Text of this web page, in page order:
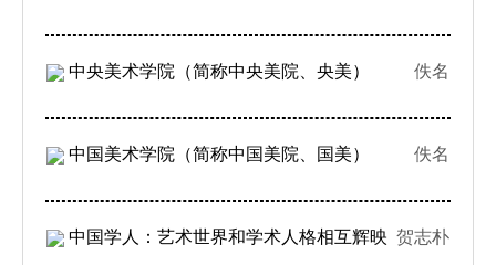
中央美术学院（简称中央美院、央美） 佚名
中国美术学院（简称中国美院、国美） 佚名
中国学人：艺术世界和学术人格相互辉映 贺志朴